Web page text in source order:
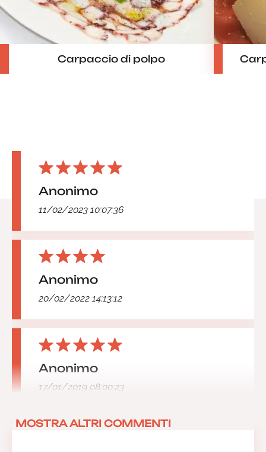
Carpaccio di polpo
Anonimo
11/02/2023 10:07:36
Anonimo
20/02/2022 14:13:12
Anonimo
17/01/2019 08:00:23
MOSTRA ALTRI COMMENTI